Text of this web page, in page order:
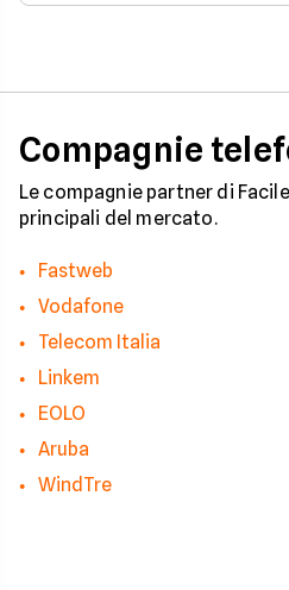
integrate con internet casa.
Compagnie
Le compagnie partner di
principali del mercato.
Fastweb
Vodafone
Telecom Italia
Linkem
EOLO
Aruba
WindTre